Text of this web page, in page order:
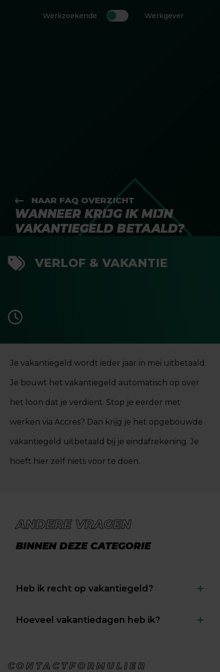
Werkzoekende Werkgever
NAAR FAQ OVERZICHT
WANNEER KRIJG IK MIJN
VAKANTIEGELD BETAALD?
VERLOF & VAKANTIE
Je vakantiegeld wordt ieder jaar in mei uitbetaald.
Je bouwt het vakantiegeld automatisch op over
het loon dat je verdient. Stop je eerder met
werken via Accres? Dan krijg je het opgebouwde
vakantiegeld uitbetaald bij je eindafrekening. Je
hoeft hier zelf niets voor te doen.
ANDERE VRAGEN
BINNEN DEZE CATEGORIE
Heb ik recht op vakantiegeld?
Hoeveel vakantiedagen heb ik?
CONTACTFORMULIER